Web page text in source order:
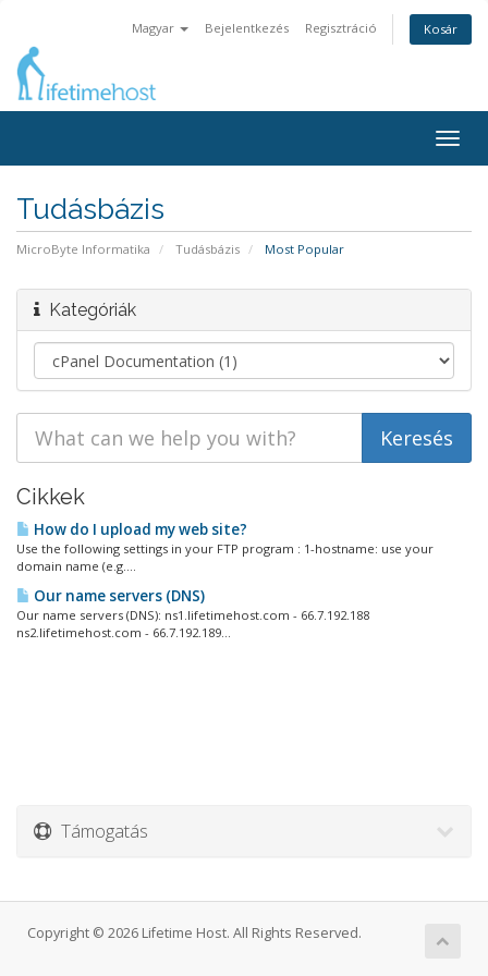
Magyar Bejelentkezés Regisztráció Kosár
Tudásbázis
MicroByte Informatika Tudásbázis Most Popular
Kategóriák
Cikkek
How do I upload my web site?
Use the following settings in your FTP program : 1-hostname: use your
domain name (e.g....
Our name servers (DNS)
Our name servers (DNS): ns1.lifetimehost.com - 66.7.192.188
ns2.lifetimehost.com - 66.7.192.189...
Támogatás
Copyright © 2026 Lifetime Host. All Rights Reserved.